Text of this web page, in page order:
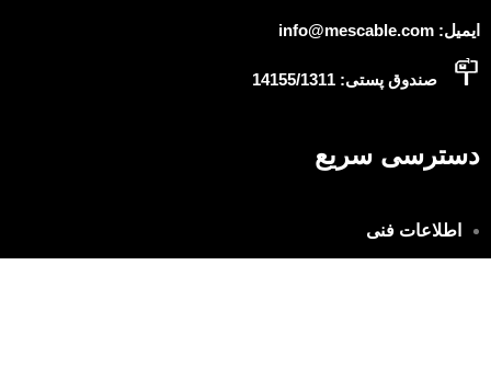
ایمیل: info@mescable.com
صندوق پستی: 14155/1311
دسترسی سریع
اطلاعات فنی